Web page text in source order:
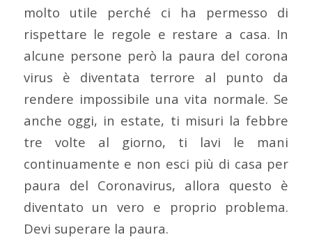
molto utile perché ci ha permesso di
rispettare le regole e restare a casa. In
alcune persone però la paura del corona
virus è diventata terrore al punto da
rendere impossibile una vita normale. Se
anche oggi, in estate, ti misuri la febbre
tre volte al giorno, ti lavi le mani
continuamente e non esci più di casa per
paura del Coronavirus, allora questo è
diventato un vero e proprio problema.
Devi superare la paura.